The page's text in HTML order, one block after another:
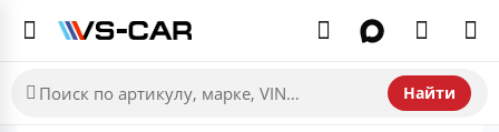
Найти